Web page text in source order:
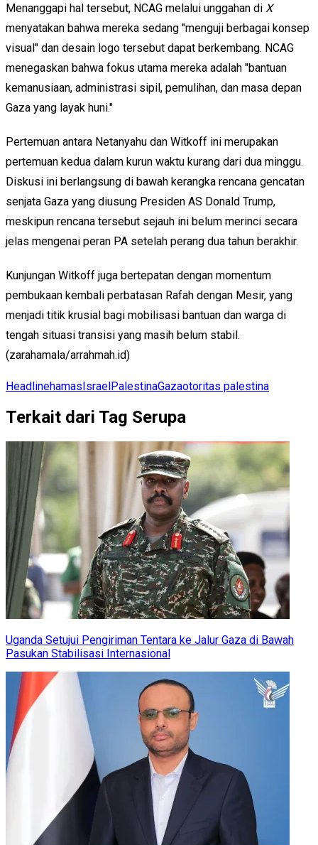
Menanggapi hal tersebut, NCAG melalui unggahan di X
menyatakan bahwa mereka sedang "menguji berbagai konsep
visual" dan desain logo tersebut dapat berkembang. NCAG
menegaskan bahwa fokus utama mereka adalah "bantuan
kemanusiaan, administrasi sipil, pemulihan, dan masa depan
Gaza yang layak huni."
Pertemuan antara Netanyahu dan Witkoff ini merupakan
pertemuan kedua dalam kurun waktu kurang dari dua minggu.
Diskusi ini berlangsung di bawah kerangka rencana gencatan
senjata Gaza yang diusung Presiden AS Donald Trump,
meskipun rencana tersebut sejauh ini belum merinci secara
jelas mengenai peran PA setelah perang dua tahun berakhir.
Kunjungan Witkoff juga bertepatan dengan momentum
pembukaan kembali perbatasan Rafah dengan Mesir, yang
menjadi titik krusial bagi mobilisasi bantuan dan warga di
tengah situasi transisi yang masih belum stabil.
(zarahamala/arrahmah.id)
HeadlinehamasIsraelPalestinaGazaotoritas palestina
Terkait dari Tag Serupa
Uganda Setujui Pengiriman Tentara ke Jalur Gaza di Bawah
Pasukan Stabilisasi Internasional